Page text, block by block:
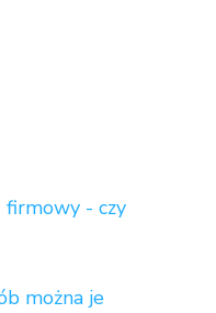
firmowy - czy
można je